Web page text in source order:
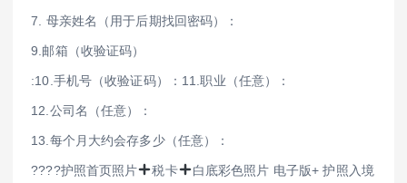
7. 母亲姓名（用于后期找回密码）：
9.邮箱（收验证码）
:10.手机号（收验证码）：11.职业（任意）：
12.公司名（任意）：
13.每个月大约会存多少（任意）：
????护照首页照片 税卡
白底彩色照片 电子版+ 护照入境